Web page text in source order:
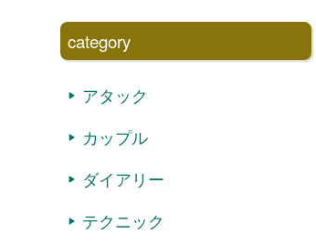
category
アタック
カップル
ダイアリー
テクニック